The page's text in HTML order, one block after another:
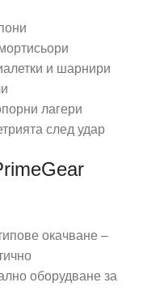
и шарнири
лагери
след удар
окачване –
оборудване за